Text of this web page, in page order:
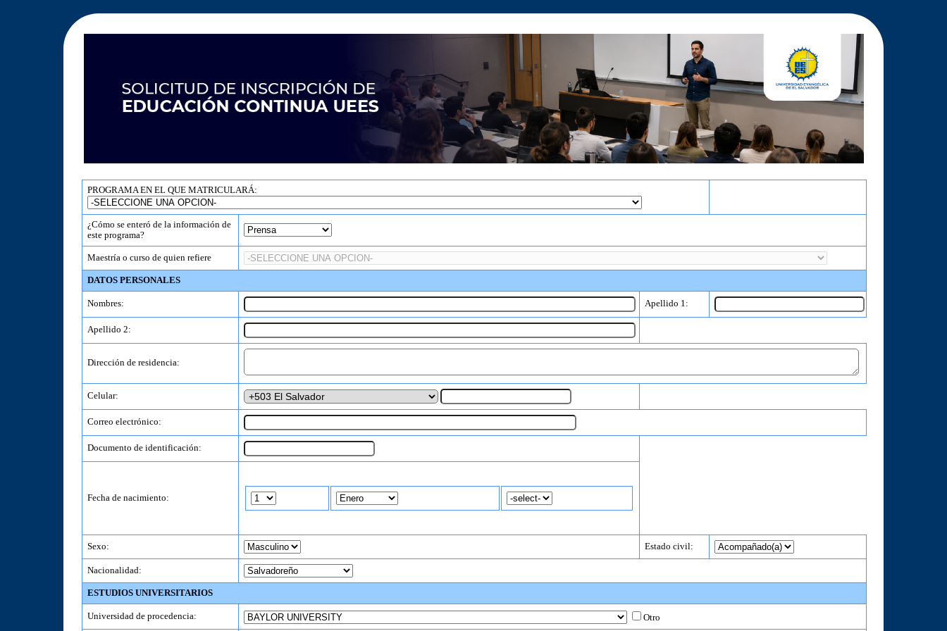
PROGRAMA EN EL QUE MATRICULARÁ:
¿Cómo se enteró de la información de
este programa?
Maestría o curso de quien refiere
DATOS PERSONALES
Nombres: Apellido 1:
Apellido 2:
Dirección de residencia:
Celular:
Correo electrónico:
Documento de identificación:
Fecha de nacimiento:
Sexo: Estado civil:
Nacionalidad:
ESTUDIOS UNIVERSITARIOS
Universidad de procedencia: Otro